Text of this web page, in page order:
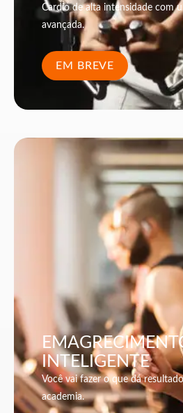
Cardio de alta intensidade com
avançada.
EM BREVE
INTELIGENTE
Você vai fazer o que dá
academia.